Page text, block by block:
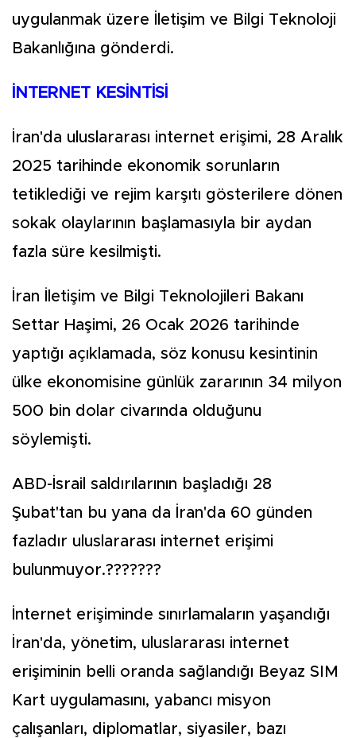
uygulanmak üzere İletişim ve Bilgi Teknoloji
Bakanlığına gönderdi.
İNTERNET KESİNTİSİ
İran'da uluslararası internet erişimi, 28 Aralık
2025 tarihinde ekonomik sorunların
tetiklediği ve rejim karşıtı gösterilere dönen
sokak olaylarının başlamasıyla bir aydan
fazla süre kesilmişti.
İran İletişim ve Bilgi Teknolojileri Bakanı
Settar Haşimi, 26 Ocak 2026 tarihinde
yaptığı açıklamada, söz konusu kesintinin
ülke ekonomisine günlük zararının 34 milyon
500 bin dolar civarında olduğunu
söylemişti.
ABD-İsrail saldırılarının başladığı 28
Şubat'tan bu yana da İran'da 60 günden
fazladır uluslararası internet erişimi
bulunmuyor.???????
İnternet erişiminde sınırlamaların yaşandığı
İran'da, yönetim, uluslararası internet
erişiminin belli oranda sağlandığı Beyaz SIM
Kart uygulamasını, yabancı misyon
çalışanları, diplomatlar, siyasiler, bazı